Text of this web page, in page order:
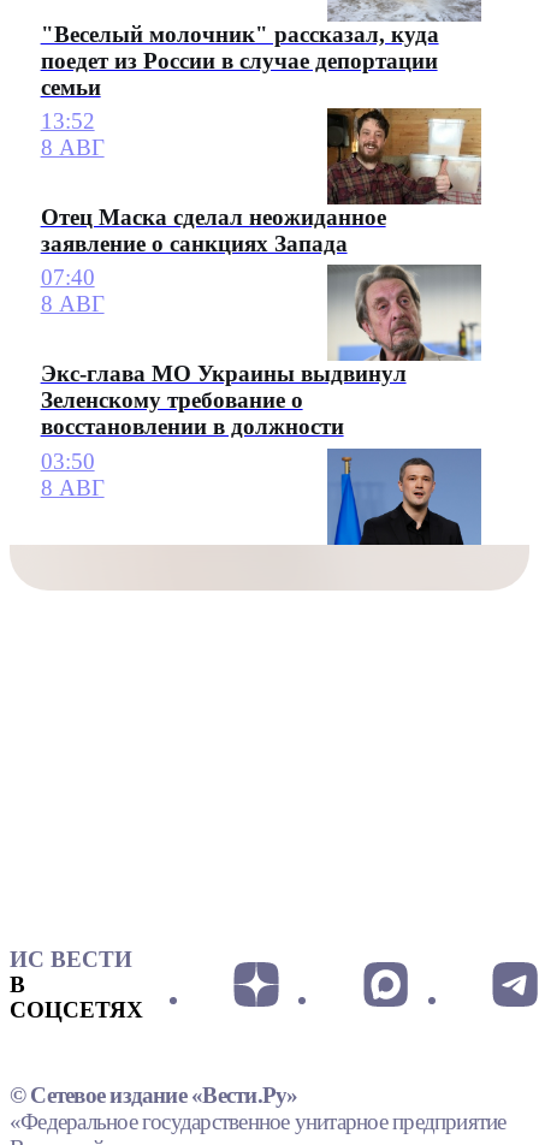
"Веселый молочник" рассказал, куда
поедет из России в случае депортации
семьи
13:52
8 АВГ
Отец Маска сделал неожиданное
заявление о санкциях Запада
07:40
8 АВГ
Экс-глава МО Украины выдвинул
Зеленскому требование о
восстановлении в должности
03:50
8 АВГ
ИС ВЕСТИ
В
СОЦСЕТЯХ
© Сетевое издание «Вести.Ру»
«Федеральное государственное унитарное предприятие